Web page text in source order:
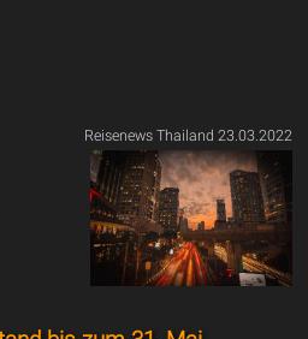
Reisenews Thailand 23.03.2022